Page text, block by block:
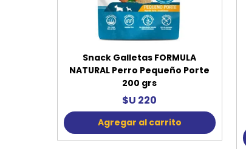
Snack Galletas FORMULA
NATURAL Perro Pequeño Porte
200 grs
$U 220
Agregar al carrito